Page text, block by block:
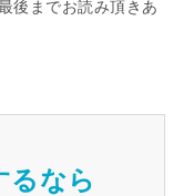
後までお読み頂きあ
るなら